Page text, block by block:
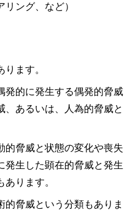
ング、など）
ます。
発的に発生する偶発的脅威
、あるいは、人為的脅威と
的脅威と状態の変化や喪失
発生した顕在的脅威と発生
ります。
的脅威という分類もありま